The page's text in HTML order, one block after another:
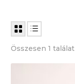
Összesen 1 találat